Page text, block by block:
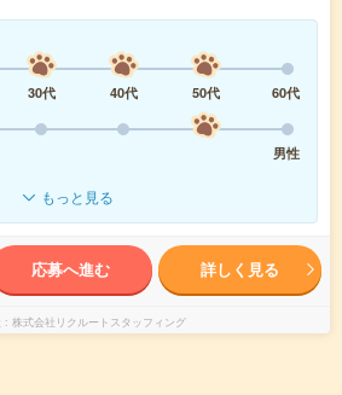
30代 40代 50代
60代
男性
もっと見る
応募へ進む 詳しく見る
株式会社リクルートスタッフィング